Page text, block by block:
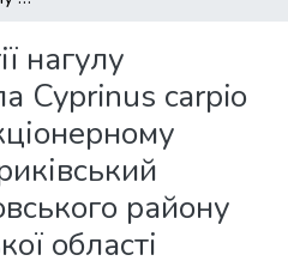
нагулу
Cyprinus carpio
району
області